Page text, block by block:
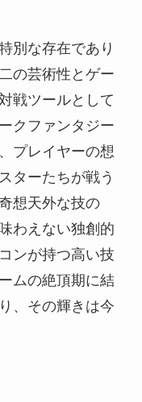
別な存在であり
の芸術性とゲー
戦ツールとして
クファンタジー
プレイヤーの想
ターたちが戦う
想天外な技の
わえない独創的
ンが持つ高い技
ムの絶頂期に結
、その輝きは今